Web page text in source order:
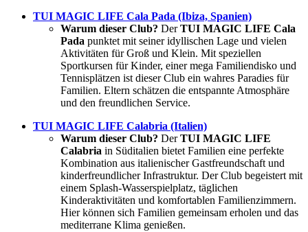
TUI MAGIC LIFE Cala Pada (Ibiza, Spanien)
Warum dieser Club? DerTUI MAGIC LIFE Cala
Pada punktet mit seiner idyllischen Lage und vielen
Aktivitäten für Groß und Klein. Mit speziellen
Sportkursen für Kinder, einer mega Familiendisko und
Tennisplätzen ist dieser Club ein wahres Paradies für
Familien. Eltern schätzen die entspannte Atmosphäre
und den freundlichen Service.
TUI MAGIC LIFE Calabria (Italien)
Warum dieser Club? DerTUI MAGIC LIFE
Calabria in Süditalien bietet Familien eine perfekte
Kombination aus italienischer Gastfreundschaft und
kinderfreundlicher Infrastruktur. Der Club begeistert mit
einem Splash-Wasserspielplatz, täglichen
Kinderaktivitäten und komfortablen Familienzimmern.
Hier können sich Familien gemeinsam erholen und das
mediterrane Klima genießen.